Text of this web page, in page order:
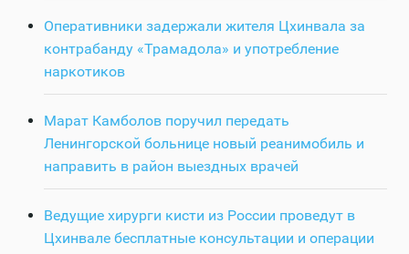
Оперативники задержали жителя Цхинвала за
контрабанду «Трамадола» и употребление
наркотиков
Марат Камболов поручил передать
Ленингорской больнице новый реанимобиль и
направить в район выездных врачей
Ведущие хирурги кисти из России проведут в
Цхинвале бесплатные консультации и операции